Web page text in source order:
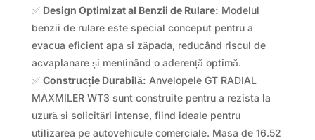
✅ Design Optimizat al Benzii de Rulare: Modelul
benzii de rulare este special conceput pentru a
evacua eficient apa și zăpada, reducând riscul de
acvaplanare și menținând o aderență optimă.
✅ Construcție Durabilă: Anvelopele GT RADIAL
MAXMILER WT3 sunt construite pentru a rezista la
uzură și solicitări intense, fiind ideale pentru
utilizarea pe autovehicule comerciale. Masa de 16.52